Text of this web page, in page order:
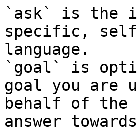
`ask` is the
specific,
language.
`goal` is
goal you are
behalf of
answer